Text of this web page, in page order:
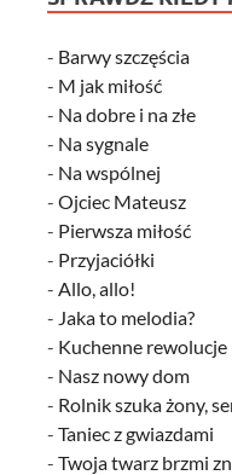
- Barwy szczęścia
- M jak miłość
- Na dobre i na złe
- Na sygnale
- Na wspólnej
-Ojciec Mateusz
- Pierwsza miłość
- Przyjaciółki
-Allo, allo!
- Jaka to melodia?
- Kuchenne rewolucje
- Nasz nowy dom
- Rolnik szuka żony,
-Taniec z gwiazdami
-Twoja twarz brzmi